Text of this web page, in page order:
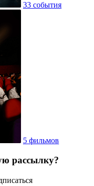
33 события
5 фильмов
рассылку?